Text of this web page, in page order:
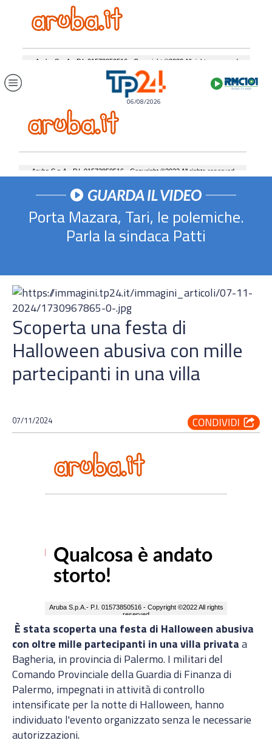
06/08/2026
Porta Mazara, Tari, le polemiche.
Parla la sindaca Patti
Scoperta una festa di
Halloween abusiva con mille
partecipanti in una villa
07/11/2024
È stata scoperta una festa di Halloween abusiva
con oltre mille partecipanti in una villa privataa
Bagheria, in provincia di Palermo. I militari del
Comando Provinciale della Guardia di Finanza di
Palermo, impegnati in attività di controllo
intensificate per la notte di Halloween, hanno
individuato l'evento organizzato senza le necessarie
autorizzazioni.